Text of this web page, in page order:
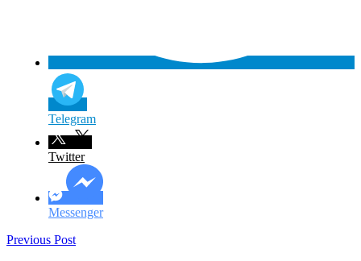
Telegram
Twitter
Messenger
Previous Post